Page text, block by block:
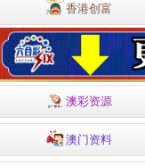
香港创富
澳彩资源
澳门资料